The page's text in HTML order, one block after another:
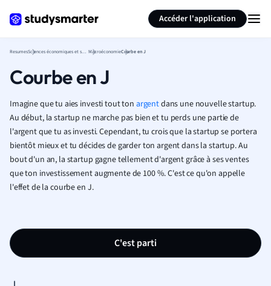
Accéder l'application
Resumes Sciences économiques et sociales MacroéconomieCourbe en J
Courbe en J
Imagine que tu aies investi tout ton argentdans une nouvelle startup.
Au début, la startup ne marche pas bien et tu perds une partie de
l'argent que tu as investi. Cependant, tu crois que la startup se portera
bientôt mieux et tu décides de garder ton argent dans la startup. Au
bout d'un an, la startup gagne tellement d'argent grâce à ses ventes
que ton investissement augmente de 100 %. C'est ce qu'on appelle
l'effet de la courbe en J.
C'est parti
Résumer la page